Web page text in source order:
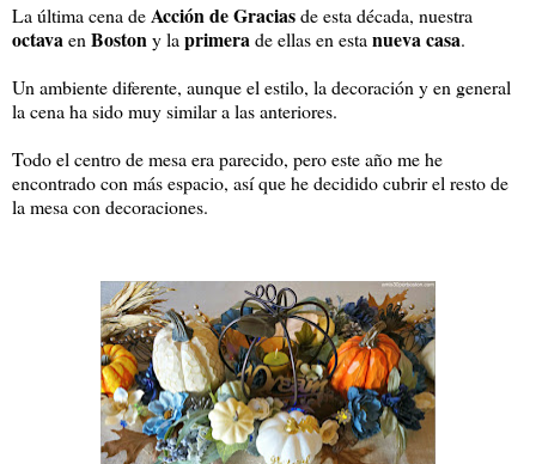
La última cena deAcción de Graciasde esta década, nuestra
octavaenBostony laprimerade ellas en estanueva casa.
Un ambiente diferente, aunque el estilo, la decoración y en general
la cena ha sido muy similar a las anteriores.
Todo el centro de mesa era parecido, pero este año me he
encontrado con más espacio, así que he decidido cubrir el resto de
la mesa con decoraciones.